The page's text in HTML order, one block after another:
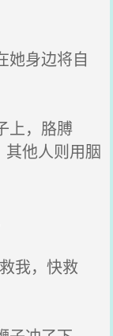
她身边将自
上，胳膊
他人则用胭
我，快救